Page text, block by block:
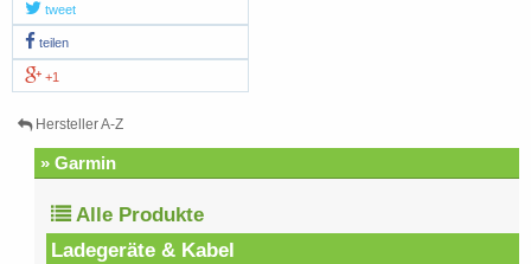
tweet
teilen
+1
Hersteller A-Z
» Garmin
Alle Produkte
Ladegeräte & Kabel